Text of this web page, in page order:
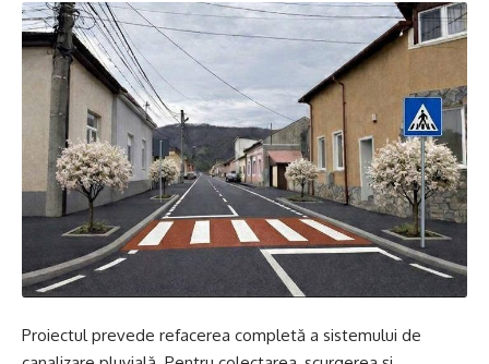
Proiectul prevede refacerea completă a sistemului de